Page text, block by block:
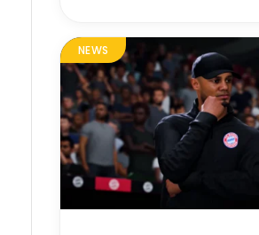
NEWS